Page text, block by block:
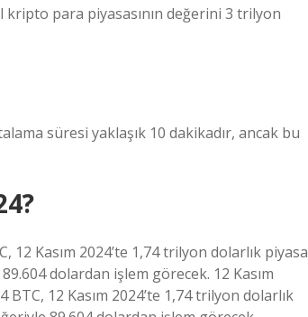
kripto para piyasasının değerini 3 trilyon
süresi yaklaşık 10 dakikadır, ancak bu
12 Kasım 2024’te 1,74 trilyon dolarlık piyasa
dolardan işlem görecek. 12 Kasım
BTC, 12 Kasım 2024’te 1,74 trilyon dolarlık